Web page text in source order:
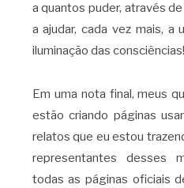
a quantos puder, através
a ajudar, cada vez mais, a
iluminação das
Em uma nota final, meus
estão criando páginas
relatos que eu estou
representantes desses
todas as páginas oficiais